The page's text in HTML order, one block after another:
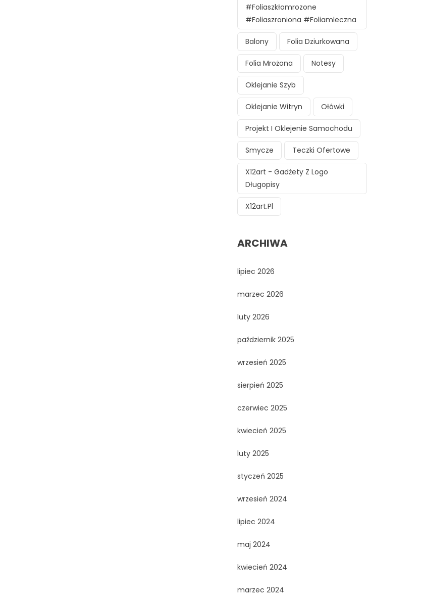
#foliaszkłomrozone
#foliaszroniona #foliamleczna
Balony Folia Dziurkowana
Folia Mrożona Notesy
Oklejanie Szyb
Oklejanie Witryn Ołówki
Projekt I Oklejenie Samochodu
Smycze Teczki Ofertowe
X12art - Gadżety Z Logo
Długopisy
X12art.pl
ARCHIWA
lipiec 2026
marzec 2026
luty 2026
październik 2025
wrzesień 2025
sierpień 2025
czerwiec 2025
kwiecień 2025
luty 2025
styczeń 2025
wrzesień 2024
lipiec 2024
maj 2024
kwiecień 2024
marzec 2024